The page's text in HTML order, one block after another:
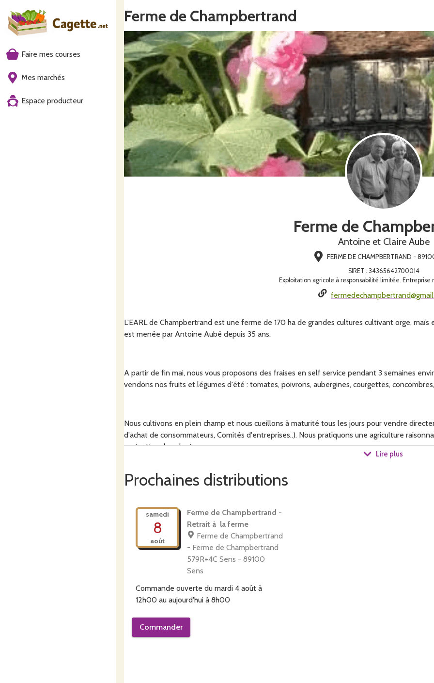
Faire mes courses
Mes marchés
Espace producteur
Ferme de Champbertrand
Ferme de
Antoine et Claire Aube
FERME DE CHAMPBERTRAND -
SIRET : 34365642700014
Exploitation agricole à responsabilité limitée. Entreprise
L'EARL de Champbertrand est une ferme de 170 ha de grandes cultures cultivant orge,
est menée par Antoine Aubé depuis 35 ans.
A partir de fin mai, nous vous proposons des fraises en self service pendant 3 semaines
vendons nos fruits et légumes d'été : tomates, poivrons, aubergines, courgettes,
Nous cultivons en plein champ et nous cueillons à maturité tous les jours pour vendre
d'achat de consommateurs, Comités d'entreprises..). Nous pratiquons une agriculture
protection des plantes.
Avec l'arrivée de Claire Aubé sur l'exploitation en 2019, nous prévoyons de transformer nos
Lire plus
Prochaines distributions
samedi
8
août
Ferme de Champbertrand -
Retrait à la ferme
Ferme de Champbertrand
- Ferme de Champbertrand
579R+4C Sens - 89100
Sens
Commande ouverte du mardi 4 août à
12h00 au aujourd'hui à 8h00
Commander